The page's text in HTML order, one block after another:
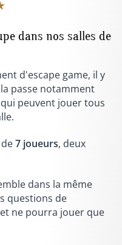
dans nos salles de
d'escape game, il y
passe notamment
peuvent jouer tous
7 joueurs, deux
dans la même
questions de
ne pourra jouer que